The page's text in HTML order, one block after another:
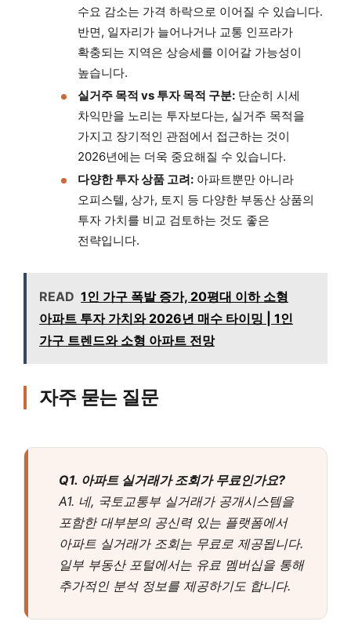
수요 감소는 가격 하락으로 이어질 수 있습니다.
반면, 일자리가 늘어나거나 교통 인프라가
확충되는 지역은 상승세를 이어갈 가능성이
높습니다.
실거주 목적 vs 투자 목적 구분: 단순히 시세
차익만을 노리는 투자보다는, 실거주 목적을
가지고 장기적인 관점에서 접근하는 것이
2026년에는 더욱 중요해질 수 있습니다.
다양한 투자 상품 고려: 아파트뿐만 아니라
오피스텔, 상가, 토지 등 다양한 부동산 상품의
투자 가치를 비교 검토하는 것도 좋은
전략입니다.
READ 1인 가구 폭발 증가, 20평대 이하 소형
아파트 투자 가치와 2026년 매수 타이밍 | 1인
가구 트렌드와 소형 아파트 전망
자주 묻는 질문
Q1. 아파트 실거래가 조회가 무료인가요?
A1. 네, 국토교통부 실거래가 공개시스템을
포함한 대부분의 공신력 있는 플랫폼에서
아파트 실거래가 조회는 무료로 제공됩니다.
일부 부동산 포털에서는 유료 멤버십을 통해
추가적인 분석 정보를 제공하기도 합니다.